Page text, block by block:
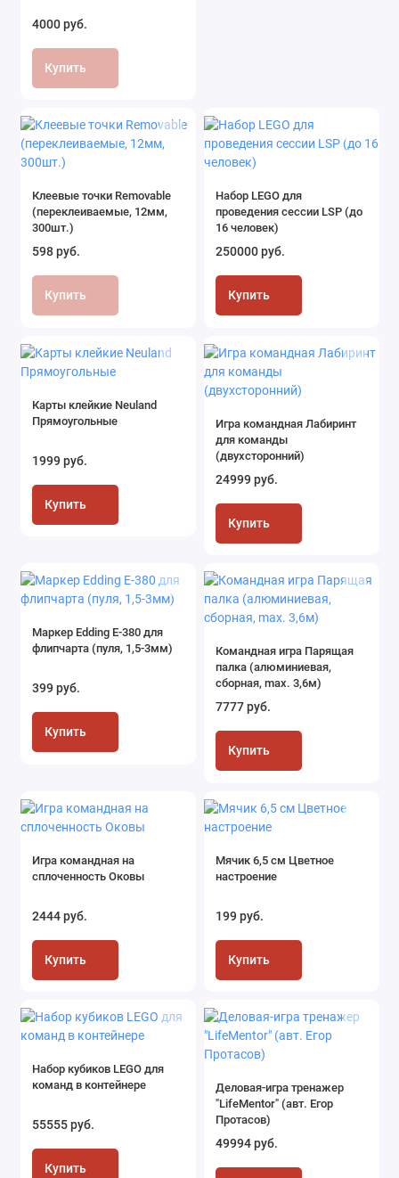
4000 руб.
Купить
Клеевые точки Removable
(переклеиваемые, 12мм,
300шт.)
598 руб.
Купить
Набор LEGO для
проведения сессии LSP (до
16 человек)
250000 руб.
Купить
Карты клейкие Neuland
Прямоугольные
1999 руб.
Купить
Игра командная Лабиринт
для команды
(двухсторонний)
24999 руб.
Купить
Маркер Edding Е-380 для
флипчарта (пуля, 1,5-3мм)
399 руб.
Купить
Командная игра Парящая
палка (алюминиевая,
сборная, max. 3,6м)
7777 руб.
Купить
Игра командная на
сплоченность Оковы
2444 руб.
Купить
Мячик 6,5 см Цветное
настроение
199 руб.
Купить
Набор кубиков LEGO для
команд в контейнере
55555 руб.
Купить
Деловая-игра тренажер
"LifeMentor" (авт. Егор
Протасов)
49994 руб.